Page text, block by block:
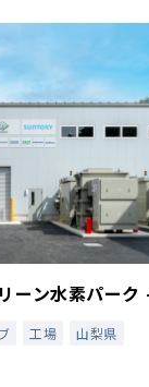
ーン水素パーク
工場 山梨県